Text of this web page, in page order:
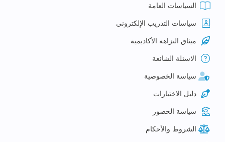
السياسات العامة
سياسات التدريب الإلكتروني
ميثاق النزاهة الأكاديمية
الاسئلة الشائعة
سياسة الخصوصية
دليل الاختبارات
سياسة الحضور
الشروط والأحكام